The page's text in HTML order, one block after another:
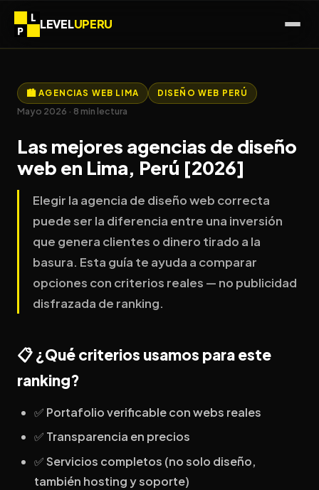
LEVELUPERU
🏙️ AGENCIAS WEB LIMA DISEÑO WEB PERÚ
Mayo 2026 · 8 min lectura
Las mejores agencias de diseño
web en Lima, Perú [2026]
Elegir la agencia de diseño web correcta
puede ser la diferencia entre una inversión
que genera clientes o dinero tirado a la
basura. Esta guía te ayuda a comparar
opciones con criterios reales — no publicidad
disfrazada de ranking.
📋 ¿Qué criterios usamos para este
ranking?
✅ Portafolio verificable con webs reales
✅ Transparencia en precios
✅ Servicios completos (no solo diseño,
también hosting y soporte)